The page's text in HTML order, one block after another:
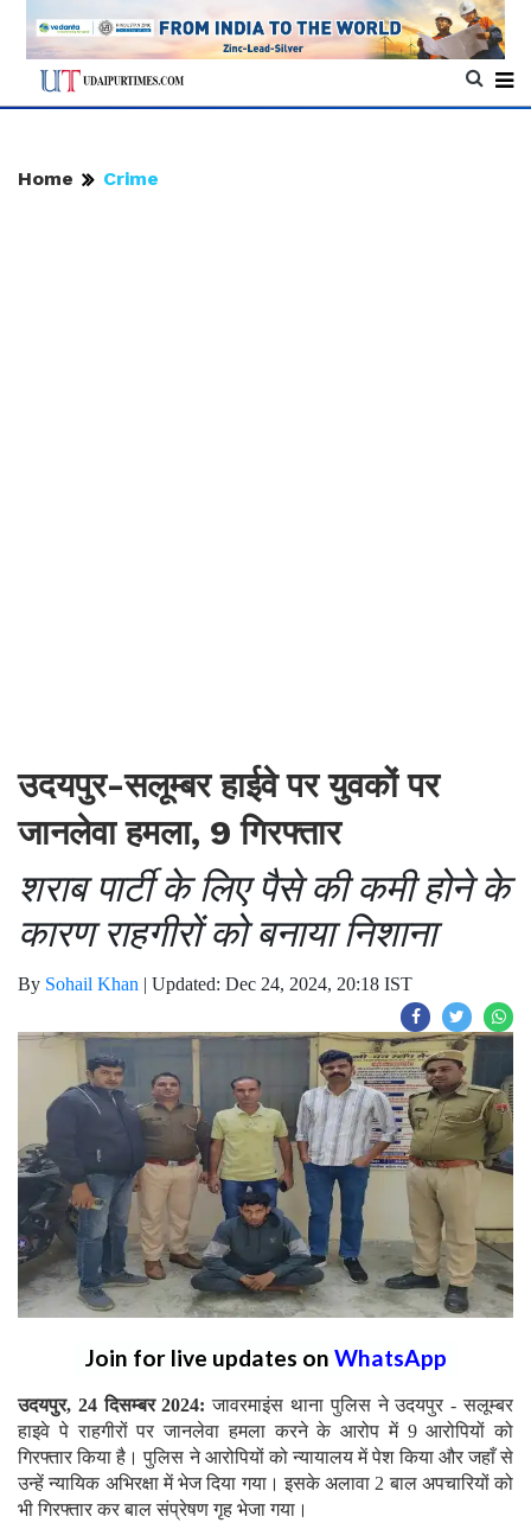
Home Crime
उदयपुर-सलूम्बर हाईवे पर युवकों पर
जानलेवा हमला, 9 गिरफ्तार
शराब पार्टी के लिए पैसे की कमी होने के
कारण राहगीरों को बनाया निशाना
By Sohail Khan | Updated: Dec 24, 2024, 20:18 IST
Join for live updates on WhatsApp
उदयपुर, 24 दिसम्बर 2024: जावरमाइंस थाना पुलिस ने उदयपुर - सलूम्बर
हाइवे पे राहगीरों पर जानलेवा हमला करने के आरोप में 9 आरोपियों को
गिरफ्तार किया है। पुलिस ने आरोपियों को न्यायालय में पेश किया और जहाँ से
उन्हें न्यायिक अभिरक्षा में भेज दिया गया। इसके अलावा 2 बाल अपचारियों को
भी गिरफ्तार कर बाल संप्रेषण गृह भेजा गया।